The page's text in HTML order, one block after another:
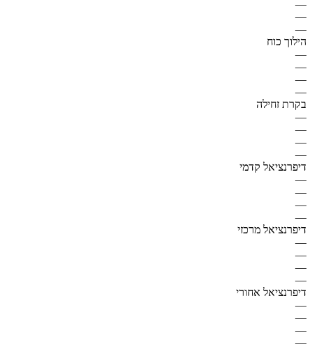
—
—
—
הילוך כוח
—
—
—
—
בקרת זחילה
—
—
—
—
דיפרנציאל קדמי
—
—
—
—
דיפרנציאל מרכזי
—
—
—
—
דיפרנציאל אחורי
—
—
—
—